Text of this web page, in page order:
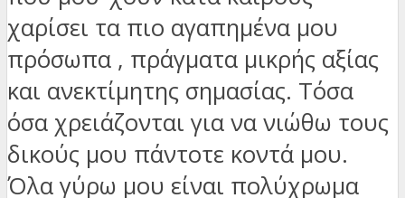
χαρίσει τα πιο αγαπημένα μου
πρόσωπα , πράγματα μικρής αξίας
και ανεκτίμητης σημασίας. Τόσα
όσα χρειάζονται για να νιώθω τους
δικούς μου πάντοτε κοντά μου.
Όλα γύρω μου είναι πολύχρωμα